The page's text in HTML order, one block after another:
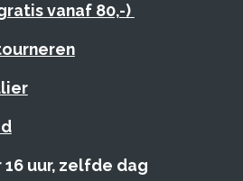
vanaf 80,-)
uur, zelfde dag